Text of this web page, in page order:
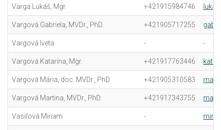
Varga Lukáš, Mgr. +421915984746
Vargová Gabriela, MVDr., PhD. +421905717255
Vargová Iveta - -
Vargová Katarína, Mgr. +421917763446
Vargová Mária, doc. MVDr., PhD. +421905310583
Vargová Martina, MVDr., PhD. +421917343755
Vasiľová Miriam -